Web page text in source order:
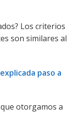
Los criterios
son similares al
explicada paso a
otorgamos a